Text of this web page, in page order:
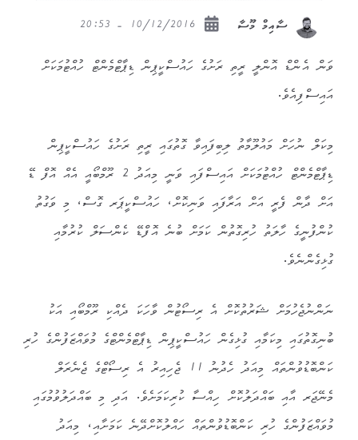
ސާއިމް މޫސާ
ވަން އެންޑް އޮންލީ ރީތި ރަށުގެ ހައުސްކީޕިން ޑިޕާޓްމެންޓް ހުއްޓުމަކަށް
އައިސްފިއެވެ.
މިކަލް ނުހަށް މައުލޫމާތު ލިބިފައިވާ ގޮތުގައި ރީތި ރަށުގެ ހައުސްކީޕިން
ޑިޕާޓްމެންޓް ހުއްޓުމަކަށް އައިސްފައި ވަނީ މިއަދު 2 ރޫމްބޯއީ އެއް އޮފް ޑޭ
އަށް ދާން ފެރީ އަށް އަރާފައި ވަނިކޮށް، ހައުސްކީޕަރ ގޮސް، މި ވަގުތު
ކުންފުނީގެ ހާލަތު ހުރިގޮތުން ކަމަށް ބުނެ އޮފްޑޭ ކެންސަލް ކުރުމާއި
ގުޅިގެންނެވެ.
ނަންނުޖެހުމަށް ޝަރުތުކޮށް އެ ރިސޯޓުން ވާހަކަ ދެއްކި ރޫމްބޯއި އަކު
ބުނިގޮތުގައި މިކަމާއި ގުޅިގެން ހައުސްކީޕިން ޑިޕާޓްމެންޓްގެ މުވައްޒަފުންގެ ހުރި
ކަންބޮޑުވުންތައް މިއަދު ހެދުނު 11 ޖެހިއިރު އެ ރިސޯޓްގެ ޖެނެރަލް
މެނޭޖަރ އާއި ބައްދަލުކޮށް ހިއްސާ ކުރިކަމަށެވެ. އަދި މި ބައްދަލުވުމުގައި
މުވައްޒަފުންގެ ހުރި ކަންބޮޑުވުންތައް ހައްލުކޮށްދޭނެ ކަމަށާއި، މިއަދު